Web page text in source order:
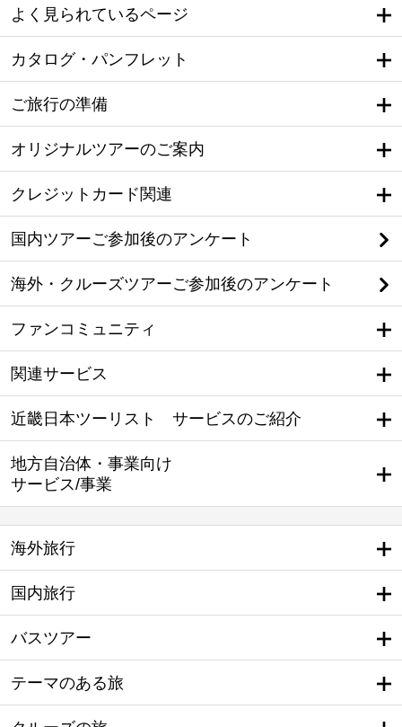
よく見られているページ
カタログ・パンフレット
ご旅行の準備
オリジナルツアーのご案内
クレジットカード関連
国内ツアーご参加後のアンケート
海外・クルーズツアーご参加後のアンケート
ファンコミュニティ
関連サービス
近畿日本ツーリスト サービスのご紹介
地方自治体・事業向け
サービス/事業
海外旅行
国内旅行
バスツアー
テーマのある旅